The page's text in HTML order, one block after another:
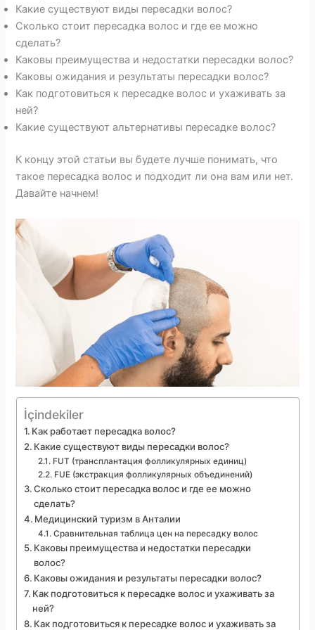
Какие существуют виды пересадки волос?
Сколько стоит пересадка волос и где ее можно
сделать?
Каковы преимущества и недостатки пересадки волос?
Каковы ожидания и результаты пересадки волос?
Как подготовиться к пересадке волос и ухаживать за
ней?
Какие существуют альтернативы пересадке волос?
К концу этой статьи вы будете лучше понимать, что
такое пересадка волос и подходит ли она вам или нет.
Давайте начнем!
İçindekiler
Как работает пересадка волос?
Какие существуют виды пересадки волос?
FUT (трансплантация фолликулярных единиц)
FUE (экстракция фолликулярных объединений)
Сколько стоит пересадка волос и где ее можно
сделать?
Медицинский туризм в Анталии
Сравнительная таблица цен на пересадку волос
Каковы преимущества и недостатки пересадки
волос?
Каковы ожидания и результаты пересадки волос?
Как подготовиться к пересадке волос и ухаживать за
ней?
Как подготовиться к пересадке волос и ухаживать за